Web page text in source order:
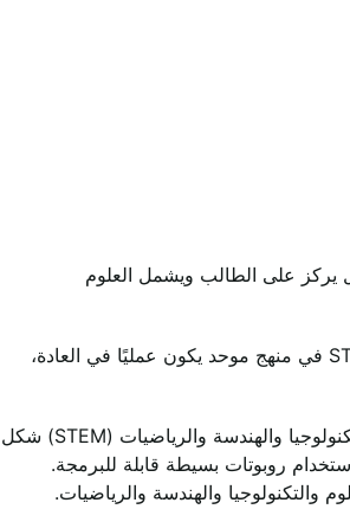
يركز على الطالب ويشمل العلوم
بدلاً من النظر إلى هذه التخصصات كمجالات دراسية منفصلة، يدمجها منهج STEM في منهج موحد يكون عمليًا في العادة،
في مرحلة الطفولة المبكرة والتعليم الابتدائي، غالبًا ما تتخذ مجالات العلوم والتكنولوجيا والهندسة والرياضيات (STEM) شكل
روبوتات بسيطة قابلة للبرمجة.
والتكنولوجيا والهندسة والرياضيات.